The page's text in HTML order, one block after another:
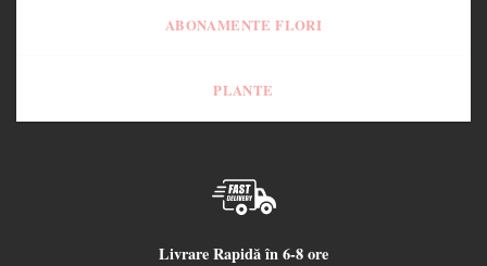
ABONAMENTE FLORI
PLANTE
Livrare Rapidă în 6-8 ore